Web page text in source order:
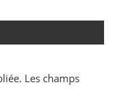
Les champs